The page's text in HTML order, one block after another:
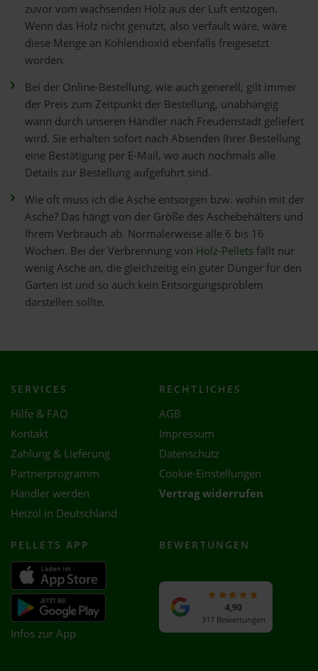
zuvor vom wachsenden Holz aus der Luft entzogen.
Wenn das Holz nicht genutzt, also verfault wäre, wäre
diese Menge an Kohlendioxid ebenfalls freigesetzt
worden.
Bei der Online-Bestellung, wie auch generell, gilt immer
der Preis zum Zeitpunkt der Bestellung, unabhängig
wann durch unseren Händler nach Freudenstadt geliefert
wird. Sie erhalten sofort nach Absenden Ihrer Bestellung
eine Bestätigung per E-Mail, wo auch nochmals alle
Details zur Bestellung aufgeführt sind.
Wie oft muss ich die Asche entsorgen bzw. wohin mit der
Asche? Das hängt von der Größe des Aschebehälters und
Ihrem Verbrauch ab. Normalerweise alle 6 bis 16
Wochen. Bei der Verbrennung von Holz-Pelletsfällt nur
wenig Asche an, die gleichzeitig ein guter Dünger für den
Garten ist und so auch kein Entsorgungsproblem
darstellen sollte.
SERVICES
Hilfe & FAQ
Kontakt
Zahlung & Lieferung
Partnerprogramm
Händler werden
Heizöl in Deutschland
RECHTLICHES
AGB
Impressum
Datenschutz
Cookie-Einstellungen
Vertrag widerrufen
PELLETS APP
Infos zur App
BEWERTUNGEN
4,90
317 Bewertungen